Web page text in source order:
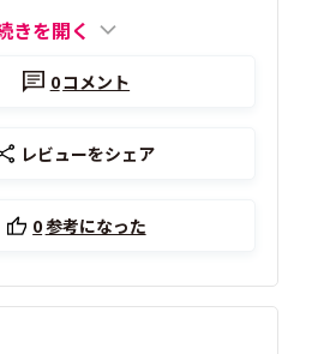
きを開く
0コメント
レビューをシェア
0参考になった